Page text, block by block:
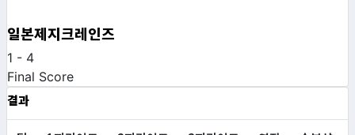
일본제지크레인즈
1 - 4
Final Score
결과